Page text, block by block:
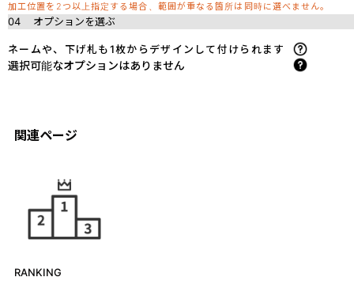
加工位置を2つ以上指定する場合、範囲が重なる箇所は同時に選べません。
04 オプションを選ぶ
ネームや、下げ札も1枚からデザインして付けられます
選択可能なオプションはありません
関連ページ
RANKING